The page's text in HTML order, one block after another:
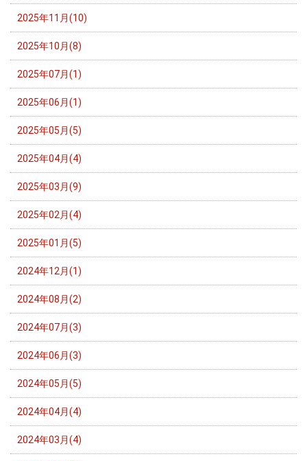
2025年11月(10)
2025年10月(8)
2025年07月(1)
2025年06月(1)
2025年05月(5)
2025年04月(4)
2025年03月(9)
2025年02月(4)
2025年01月(5)
2024年12月(1)
2024年08月(2)
2024年07月(3)
2024年06月(3)
2024年05月(5)
2024年04月(4)
2024年03月(4)